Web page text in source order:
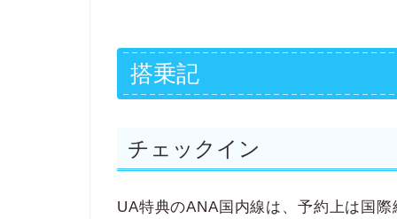
搭乗記
チェックイン
UA特典のANA国内線は、予約上は国